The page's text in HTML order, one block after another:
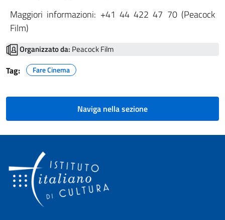
Maggiori informazioni: +41 44 422 47 70 (Peacock
Film)
Organizzato da: Peacock Film
Tag: Fare Cinema
Naviga nella sezione